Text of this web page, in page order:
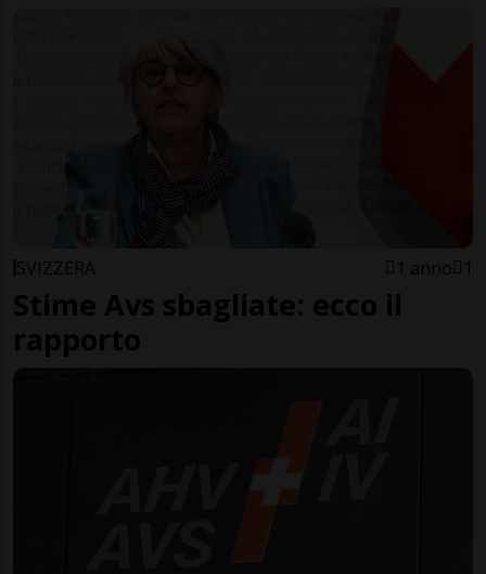
SVIZZERA 1 anno 1
Stime Avs sbagliate: ecco il
rapporto